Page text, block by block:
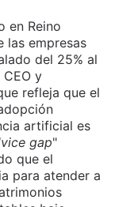
en Reino
las empresas
del 25% al
CEO y
refleja que el
artificial es
gap"
que el
para atender a